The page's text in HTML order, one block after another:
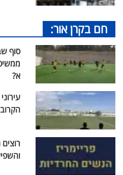
חם בקרן אור:
סוף
א?